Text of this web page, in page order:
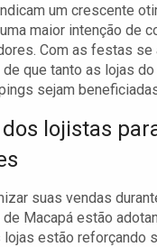
um crescente
maior intenção de
Com as festas se
que tanto as lojas
sejam
lojistas
suas vendas
Macapá estão
estão reforçando